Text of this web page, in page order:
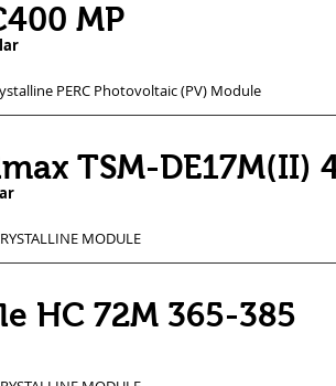
MP
PERC Photovoltaic (PV) Module
TSM-DE17M(II)
MODULE
HC 72M 365-385